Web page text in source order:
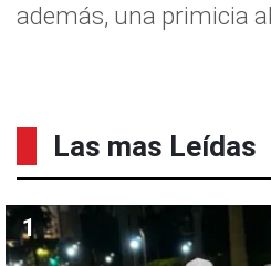
además, una primicia
Las mas Leídas